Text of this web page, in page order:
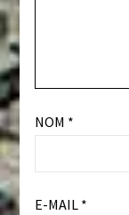
NOM *
E-MAIL *